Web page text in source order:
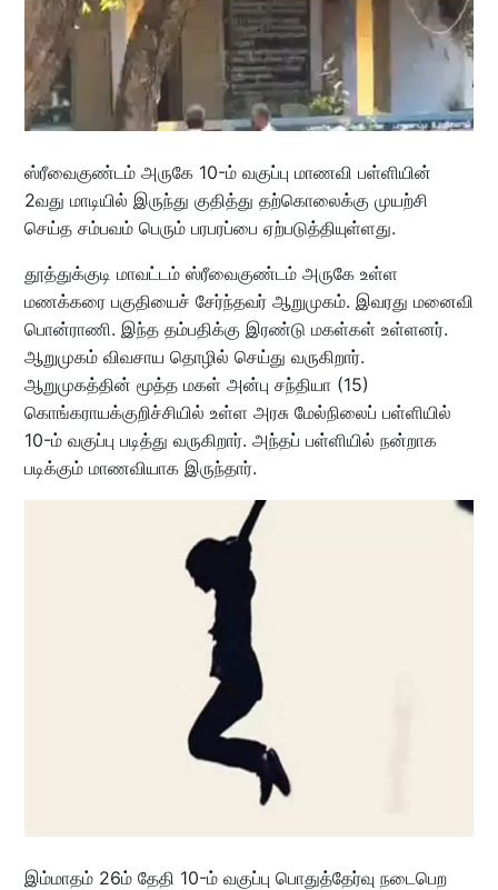
ஸ்ரீவைகுண்டம் அருகே 10-ம் வகுப்பு மாணவி பள்ளியின்
2வது மாடியில் இருந்து குதித்து தற்கொலைக்கு முயற்சி
செய்த சம்பவம் பெரும் பரபரப்பை ஏற்படுத்தியுள்ளது.
தூத்துக்குடி மாவட்டம் ஸ்ரீவைகுண்டம் அருகே உள்ள
மணக்கரை பகுதியைச் சேர்ந்தவர் ஆறுமுகம். இவரது மனைவி
பொன்ராணி. இந்த தம்பதிக்கு இரண்டு மகள்கள் உள்ளனர்.
ஆறுமுகம் விவசாய தொழில் செய்து வருகிறார்.
ஆறுமுகத்தின் மூத்த மகள் அன்பு சந்தியா (15)
கொங்கராயக்குறிச்சியில் உள்ள அரசு மேல்நிலைப் பள்ளியில்
10-ம் வகுப்பு படித்து வருகிறார். அந்தப் பள்ளியில் நன்றாக
படிக்கும் மாணவியாக இருந்தார்.
இம்மாதம் 26ம் தேதி 10-ம் வகுப்பு பொதுத்தேர்வு நடைபெற